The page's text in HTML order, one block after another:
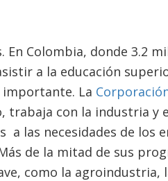
En Colombia, donde 3.2
a la educación
La
trabaja con la industria y
a las necesidades de los
de la mitad de sus
como la